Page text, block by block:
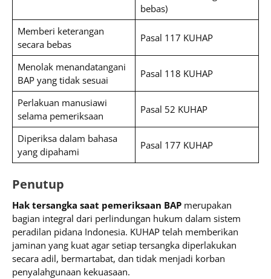
bebas)
Memberi keterangan
secara bebas
Pasal 117 KUHAP
Menolak menandatangani
BAP yang tidak sesuai
Pasal 118 KUHAP
Perlakuan manusiawi
selama pemeriksaan
Pasal 52 KUHAP
Diperiksa dalam bahasa
yang dipahami
Pasal 177 KUHAP
Penutup
Hak tersangka saat pemeriksaan BAP merupakan
bagian integral dari perlindungan hukum dalam sistem
peradilan pidana Indonesia. KUHAP telah memberikan
jaminan yang kuat agar setiap tersangka diperlakukan
secara adil, bermartabat, dan tidak menjadi korban
penyalahgunaan kekuasaan.